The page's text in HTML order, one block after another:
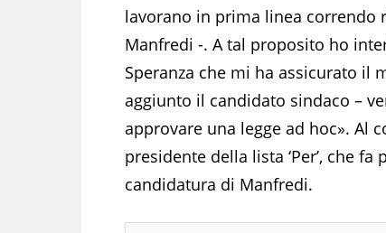
lavorano in prima linea correndo
Manfredi -. A tal proposito ho
Speranza che mi ha assicurato il
aggiunto il candidato sindaco –
approvare una legge ad hoc». Al
presidente della lista ‘Per’, che
candidatura di Manfredi.